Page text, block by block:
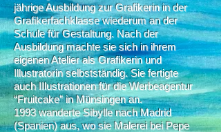
jährige Ausbildung zur Grafikerin in der
Grafikerfachklasse wiederum an der
Schule für Gestaltung. Nach der
Ausbildung machte sie sich in ihrem
eigenen Atelier als Grafikerin und
Illustratorin selbstständig. Sie fertigte
auch IIlustrationen für die Werbeagentur
“Fruitcake” in Münsingen an.
1993 wanderte Sibylle nach Madrid
(Spanien) aus, wo sie Malerei bei Pepe